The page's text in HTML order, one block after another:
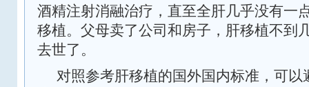
酒精注射消融治疗，直至全肝几乎没有一
移植。父母卖了公司和房子，肝移植不到
去世了。
对照参考肝移植的国外国内标准，可以